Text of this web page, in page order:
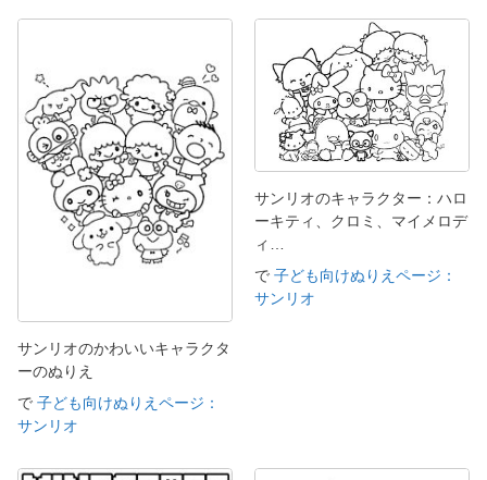
サンリオのかわいいキャラクタ
ーのぬりえ
で 子ども向けぬりえページ：
サンリオ
サンリオのキャラクター：ハロ
ーキティ、クロミ、マイメロデ
ィ…
で 子ども向けぬりえページ：
サンリオ